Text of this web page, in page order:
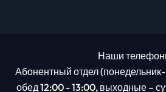
Наши
Абонентный отдел
обед 12:00 - 13:00, выходные –